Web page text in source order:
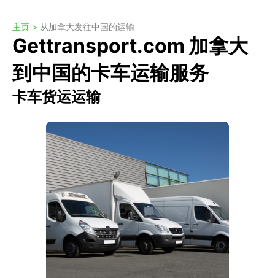
主页 > 从加拿大发往中国的运输
Gettransport.com 加拿大
到中国的卡车运输服务
卡车货运运输